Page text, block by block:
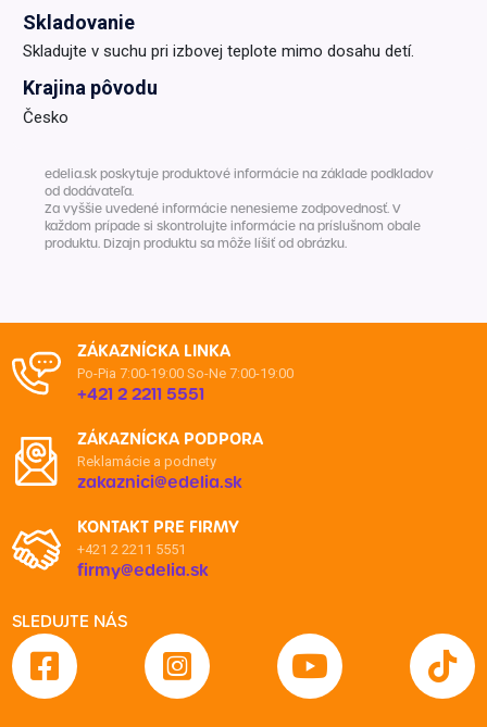
Skladovanie
Skladujte v suchu pri izbovej teplote mimo dosahu detí.
Krajina pôvodu
Česko
edelia.sk poskytuje produktové informácie na základe podkladov
od dodávateľa.
Za vyššie uvedené informácie nenesieme zodpovednosť. V
každom prípade si skontrolujte informácie na príslušnom obale
produktu. Dizajn produktu sa môže líšiť od obrázku.
ZÁKAZNÍCKA LINKA
Po-Pia 7:00-19:00 So-Ne 7:00-19:00
+421 2 2211 5551
ZÁKAZNÍCKA PODPORA
Reklamácie a podnety
zakaznici@edelia.sk
KONTAKT PRE FIRMY
+421 2 2211 5551
firmy@edelia.sk
SLEDUJTE NÁS